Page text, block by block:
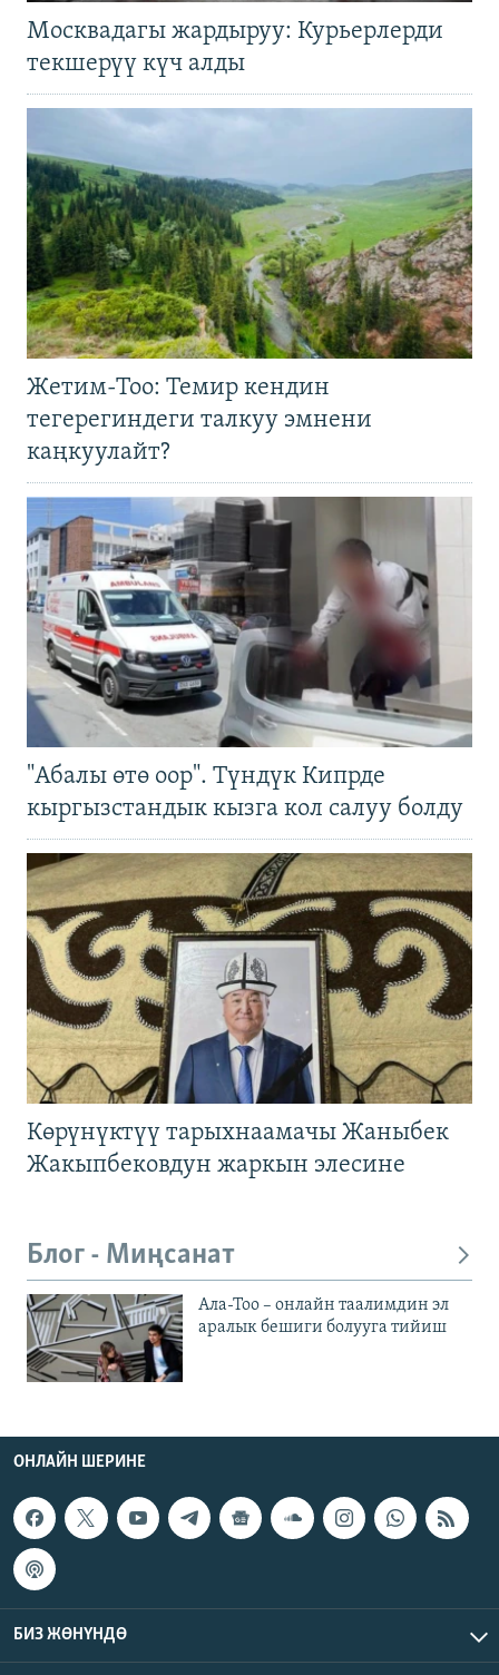
Москвадагы жардыруу: Курьерлерди
текшерүү күч алды
Жетим-Тоо: Темир кендин
тегерегиндеги талкуу эмнени
каңкуулайт?
"Абалы өтө оор". Түндүк Кипрде
кыргызстандык кызга кол салуу болду
Көрүнүктүү тарыхнаамачы Жаныбек
Жакыпбековдун жаркын элесине
Блог - Миңсанат
Ала-Тоо – онлайн таалимдин эл
аралык бешиги болууга тийиш
ОНЛАЙН ШЕРИНЕ
БИЗ ЖӨНҮНДӨ